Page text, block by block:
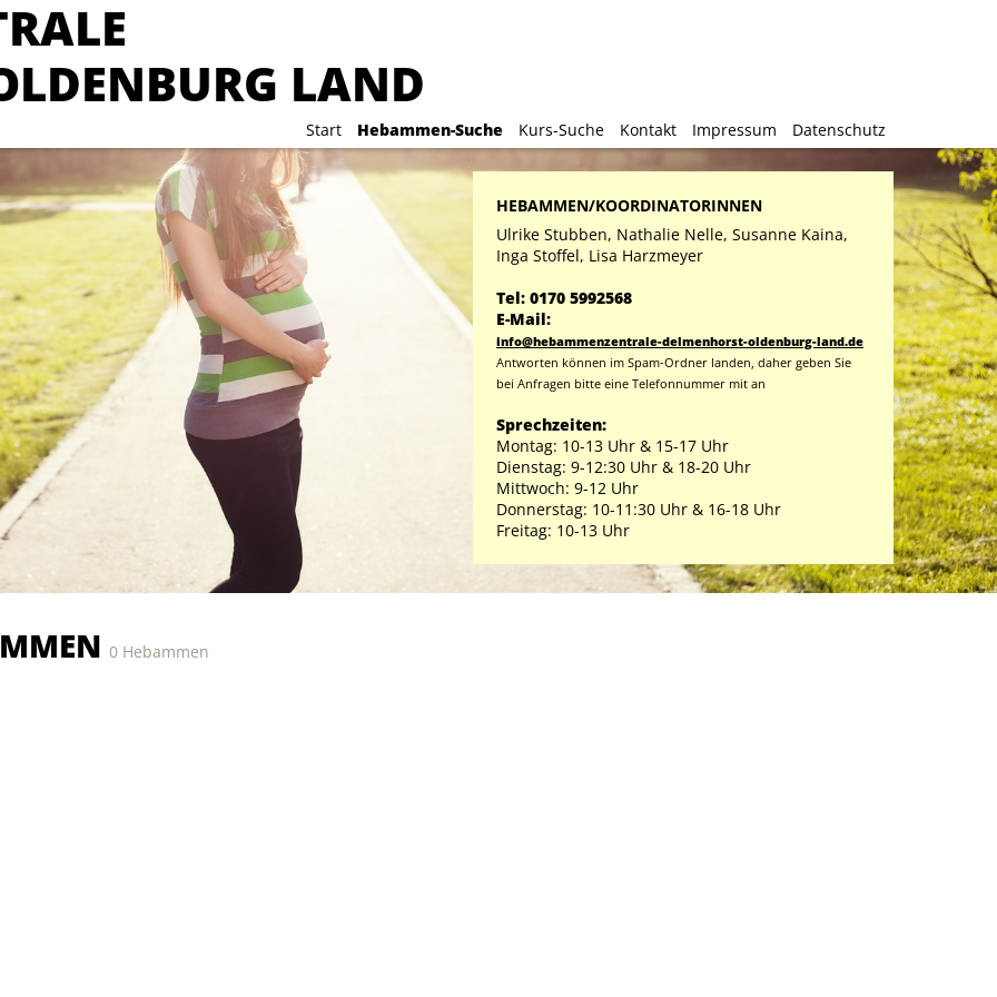
LAND
Start Hebammen-Suche Kurs-Suche Kontakt Impressum Datenschutz
LAND
Start Hebammen-Suche Kurs-Suche Kontakt Impressum Datenschutz
HEBAMMEN/KOORDINATORINNEN
Ulrike Stubben, Nathalie Nelle, Susanne Kaina,
Inga Stoffel, Lisa Harzmeyer
Tel: 0170 5992568
E-Mail:
info@hebammenzentrale-delmenhorst-oldenburg-land.de
Antworten können im Spam-Ordner landen, daher geben Sie
bei Anfragen bitte eine Telefonnummer mit an
Sprechzeiten:
Montag: 10-13 Uhr & 15-17 Uhr
Dienstag: 9-12:30 Uhr & 18-20 Uhr
Mittwoch: 9-12 Uhr
Donnerstag: 10-11:30 Uhr & 16-18 Uhr
Freitag: 10-13 Uhr
0 Hebammen